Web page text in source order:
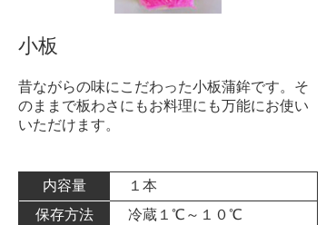
小板
昔ながらの味にこだわった小板蒲鉾です。そ
のままで板わさにもお料理にも万能にお使い
いただけます。
内容量
１本
保存方法
冷蔵１℃～１０℃